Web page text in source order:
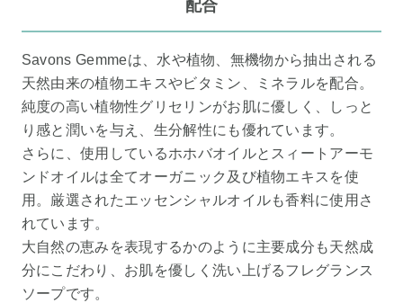
配合
Savons Gemmeは、水や植物、無機物から抽出される
天然由来の植物エキスやビタミン、ミネラルを配合。
純度の高い植物性グリセリンがお肌に優しく、しっと
り感と潤いを与え、生分解性にも優れています。
さらに、使用しているホホバオイルとスィートアーモ
ンドオイルは全てオーガニック及び植物エキスを使
用。厳選されたエッセンシャルオイルも香料に使用さ
れています。
大自然の恵みを表現するかのように主要成分も天然成
分にこだわり、お肌を優しく洗い上げるフレグランス
ソープです。